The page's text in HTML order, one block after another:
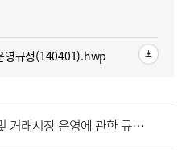
영규정(140401).hwp
공급인증서 발급 및 거래시장 운영에 관한 규칙 개정ㆍ공고 안내(신재생에너지센터 공고 제2014-8호)